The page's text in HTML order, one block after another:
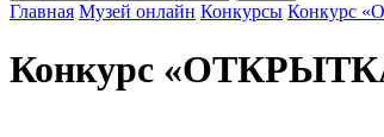
Главная Музей онлайн Конкурсы Конкурс
Конкурс